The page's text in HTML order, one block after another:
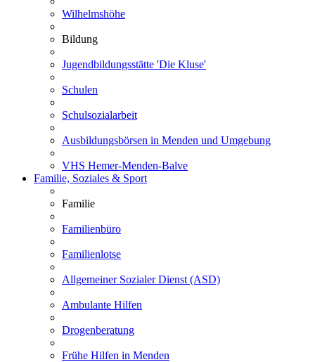
Wilhelmshöhe
Bildung
Jugendbildungsstätte 'Die Kluse'
Schulen
Schulsozialarbeit
Ausbildungsbörsen in Menden und Umgebung
VHS Hemer-Menden-Balve
Familie, Soziales & Sport
Familie
Familienbüro
Familienlotse
Allgemeiner Sozialer Dienst (ASD)
Ambulante Hilfen
Drogenberatung
Frühe Hilfen in Menden